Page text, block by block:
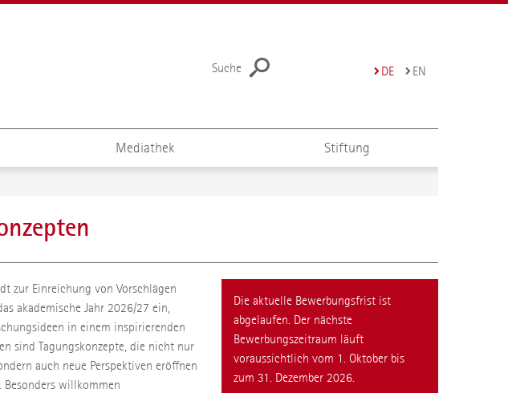
Suche DE EN
Mediathek Stiftung
zur Einreichung von Vorschlägen
akademische Jahr 2026/27 ein,
in einem inspirierenden
sind Tagungskonzepte, die nicht nur
auch neue Perspektiven eröffnen
willkommen
Die aktuelle Bewerbungsfrist ist
abgelaufen. Der nächste
Bewerbungszeitraum läuft
voraussichtlich vom 1. Oktober bis
zum 31. Dezember 2026.